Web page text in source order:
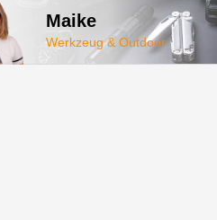
Maike
Werkzeug & Outdoor